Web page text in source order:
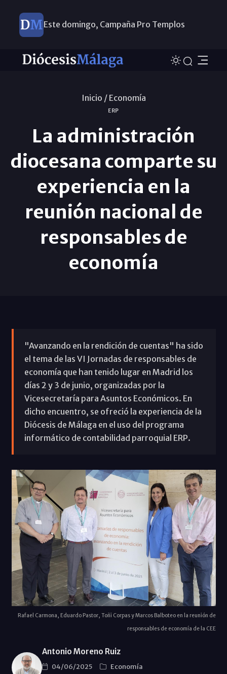
Este domingo, Campaña Pro Templos
Inicio / Economí­a
ERP
La administración
diocesana comparte su
experiencia en la
reunión nacional de
responsables de
economía
"Avanzando en la rendición de cuentas" ha sido
el tema de las VI Jornadas de responsables de
economía que han tenido lugar en Madrid los
días 2 y 3 de junio, organizadas por la
Vicesecretaría para Asuntos Económicos. En
dicho encuentro, se ofreció la experiencia de la
Diócesis de Málaga en el uso del programa
informático de contabilidad parroquial ERP.
Rafael Carmona, Eduardo Pastor, Toñi Corpas y Marcos Balboteo en la reunión de
responsables de economía de la CEE
Antonio Moreno Ruiz
04/06/2025
Economí­a